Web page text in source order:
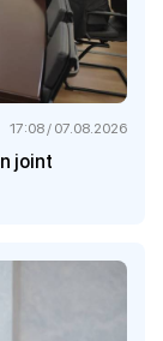
joint
17:08 / 07.08.2026